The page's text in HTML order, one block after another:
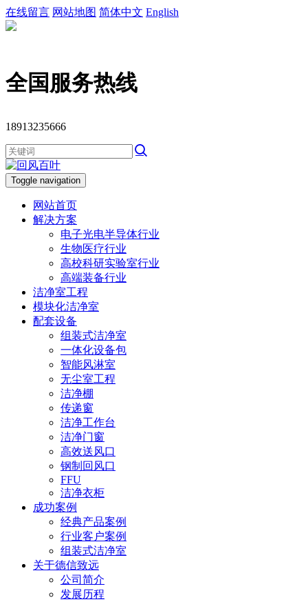
在线留言 网站地图 简体中文 English
全国服务热线
18913235666
Toggle navigation
网站首页
解决方案
电子光电半导体行业
生物医疗行业
高校科研实验室行业
高端装备行业
洁净室工程
模块化洁净室
配套设备
组装式洁净室
一体化设备包
智能风淋室
无尘室工程
洁净棚
传递窗
洁净工作台
洁净门窗
高效送风口
钢制回风口
FFU
洁净衣柜
成功案例
经典产品案例
行业客户案例
组装式洁净室
关于德信致远
公司简介
发展历程